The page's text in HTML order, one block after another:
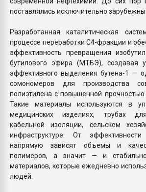
поставлялись исключительно
Разработанная каталитическая
процессе переработки С4-фракции и
эффективность превращения
бутилового эфира (МТБЭ), создавая
эффективного выделения бутена-1 —
сомономеров для производства
полиэтилена с повышенной прочностью
Такие материалы используются в
медицинских изделиях, трубах
кабельной изоляции, сельском
инфраструктуре. От
напрямую зависят объемы и
полимеров, а значит — и
материалов, которые ежедневно
людей.